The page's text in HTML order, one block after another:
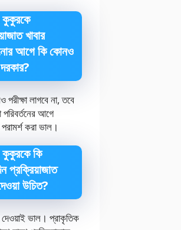
কুকুরকে
খাবার
আগে কি কোনও
লাগবে না, তবে
পরিবর্তনের আগে
করা ভাল।
কি
প্রক্রিয়াজাত
উচিত?
দেওয়াই ভাল। প্রাকৃতিক